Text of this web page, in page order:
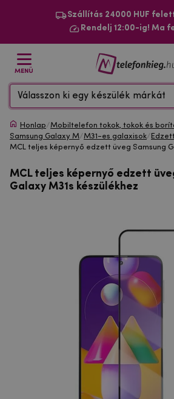
Szállítás 24000 HUF felett
Rendelj 12:00-ig! Ma
MENÜ
Válasszon ki egy készülék márkát
Honlap/Mobiltelefon tokok, tokok és
Samsung Galaxy M/M31-es galaxisok/
MCL teljes képernyő edzett üveg Samsung
MCL teljes képernyő edzett
Galaxy M31s készülékhez